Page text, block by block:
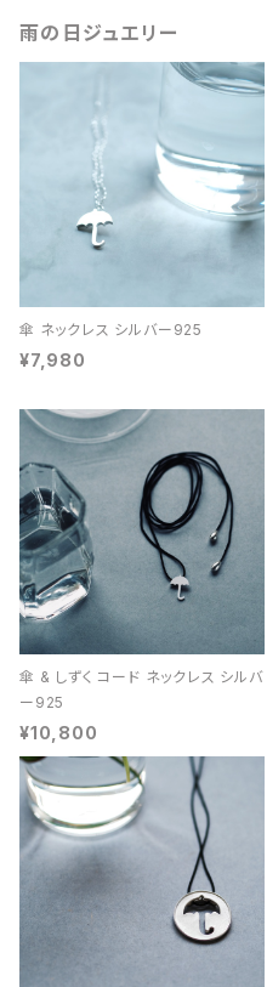
雨の日ジュエリー
傘 ネックレス シルバー925
¥7,980
傘 & しずく コード ネックレス シルバ
ー925
¥10,800